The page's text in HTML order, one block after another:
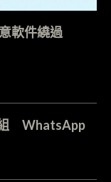
軟件繞過
組 WhatsApp